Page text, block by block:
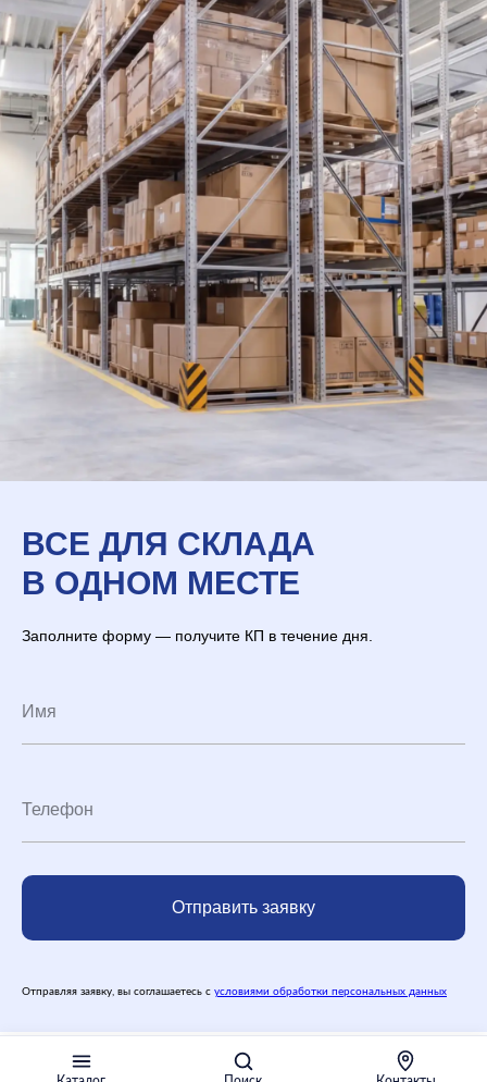
ВСЕ ДЛЯ СКЛАДА
В ОДНОМ МЕСТЕ
Заполните форму — получите КП в течение дня.
Отправить заявку
Отправляя заявку, вы соглашаетесь с условиями обработки персональных данных